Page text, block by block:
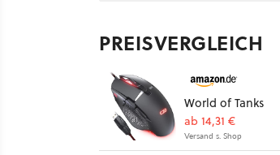
PREISVERGLEICH
World of Tanks
ab 14,31 €
Versand s. Shop